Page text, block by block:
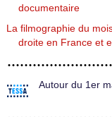
documentaire
La filmographie du
droite en France et
Autour du 1er